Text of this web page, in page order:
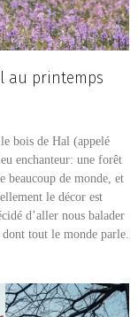
au printemps
bois de Hal (appelé
enchanteur: une forêt
beaucoup de monde, et
le décor est
d’aller nous balader
tout le monde parle.